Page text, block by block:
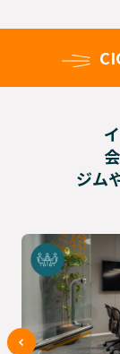
ジム